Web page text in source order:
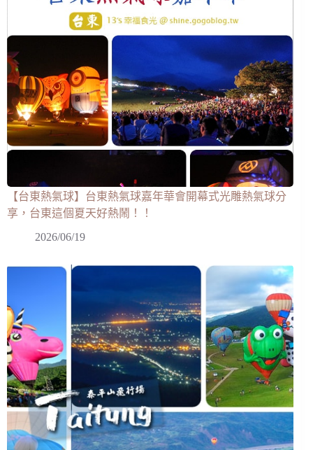
【台東熱氣球】台東熱氣球嘉年華會開幕式光雕熱氣球分
享，台東這個夏天好熱鬧！！
2026/06/19